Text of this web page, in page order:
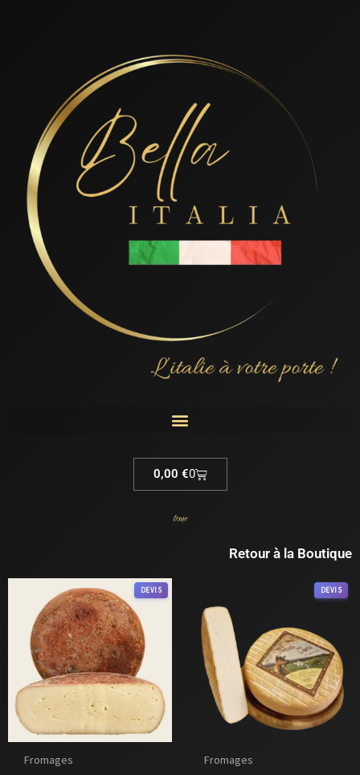
0,00 €0
Cart
tome
Retour à la Boutique
DEVIS
Fromages
Ce
plusieurs
variations.
Les
options
peuvent
DEVIS
Fromages
Ce
Les